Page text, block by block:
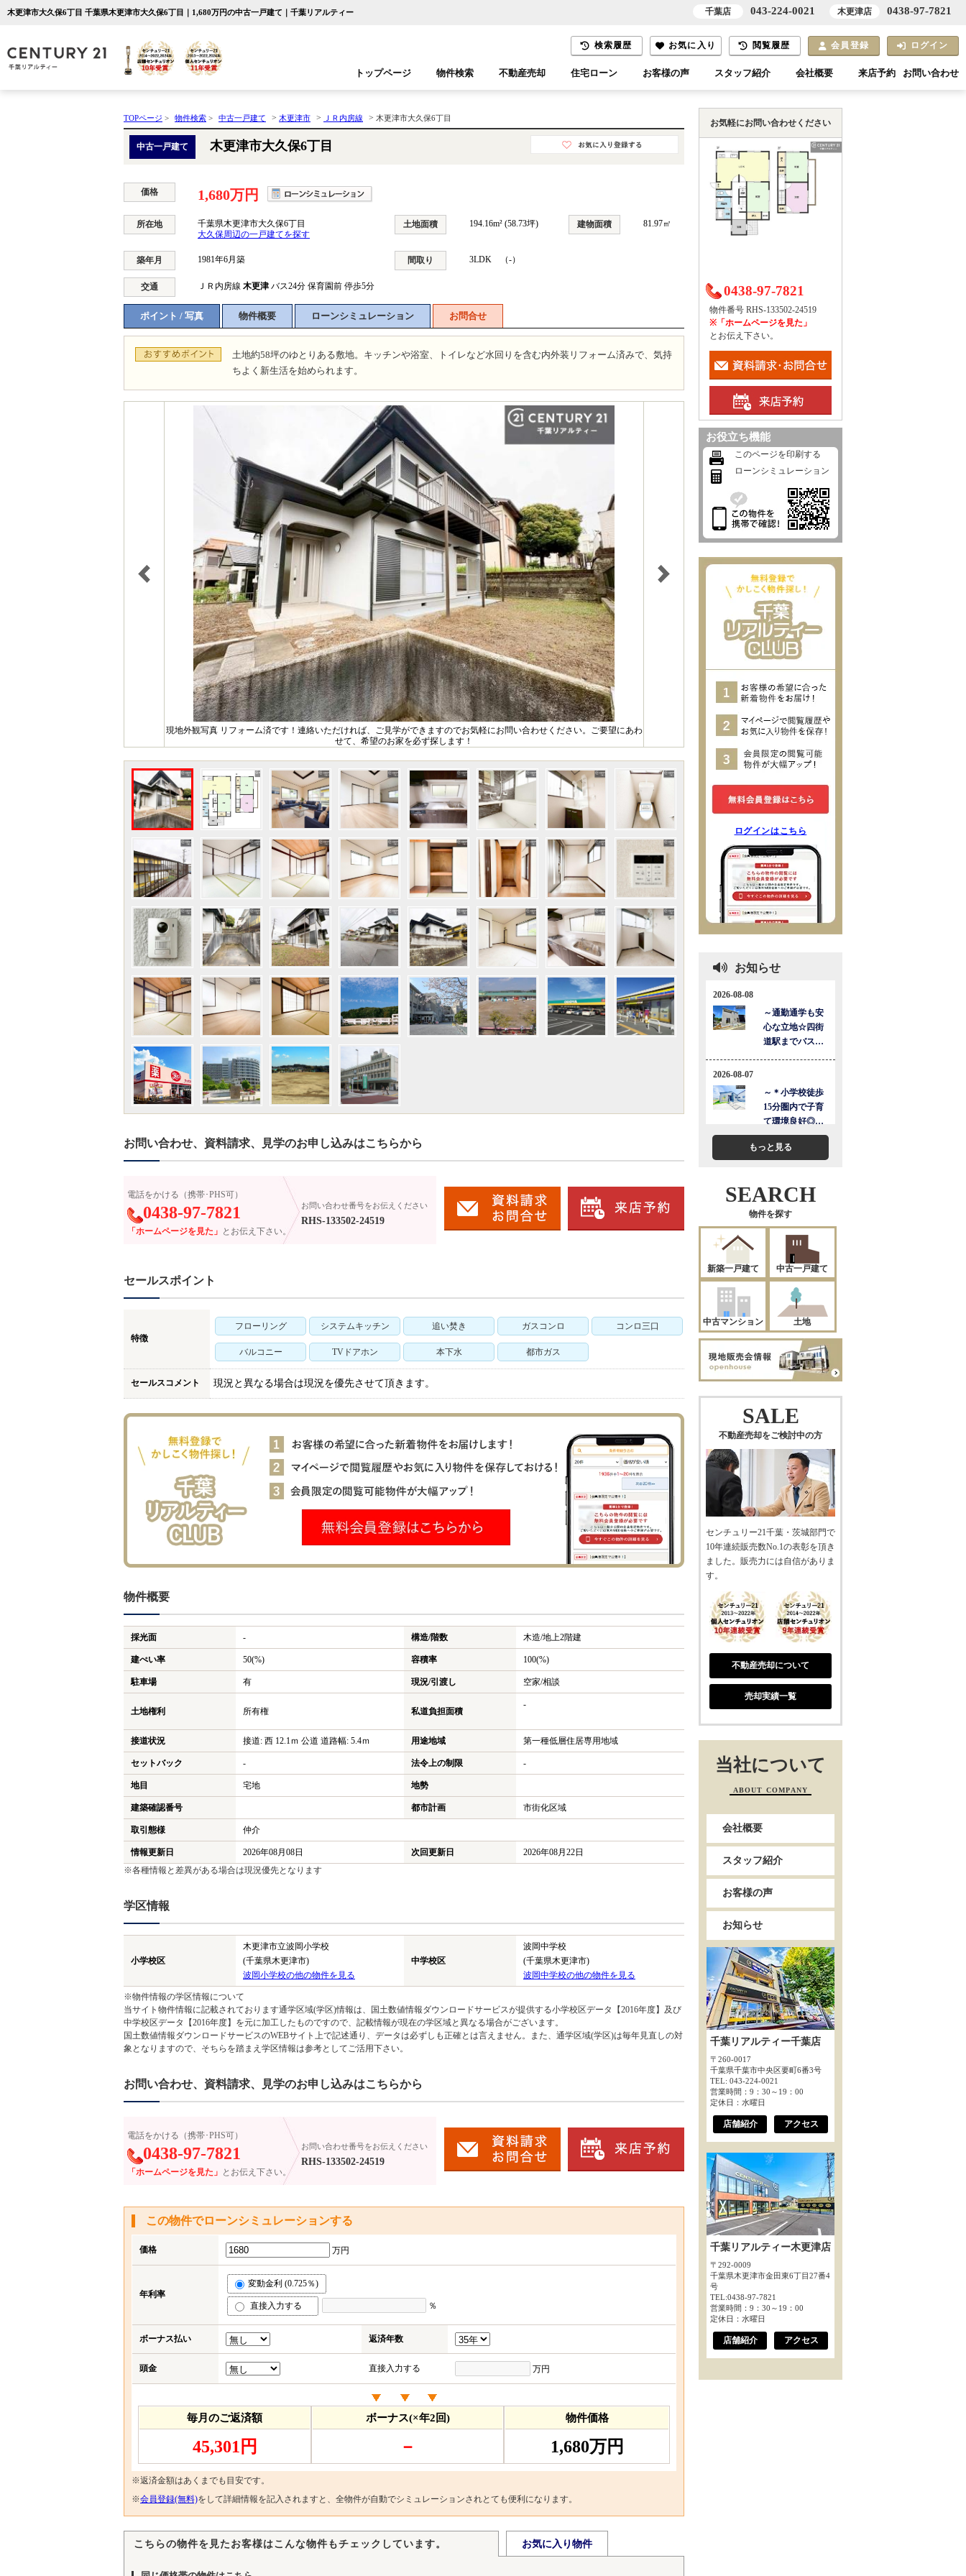
木更津市大久保6丁目 千葉県木更津市大久保6丁目｜1,680万円の中古一戸建て｜千葉リアルティー
検索履歴 お気に入り 閲覧履歴 会員登録 ログイン
トップページ 物件検索
千葉エリア
不動産売却 住宅ローン お客様の声 スタッフ紹介 会社概要 来店予約 お問い合わせ
TOPページ > 物件検索 > 中古一戸建て > 木更津市 > ＪＲ内房線 > 木更津市大久保6丁目
中古一戸建て 木更津市大久保6丁目
価格 1,680万円
所在地
千葉県木更津市大久保6丁目
大久保周辺の一戸建てを探す
土地面積 194.16m² (58.73坪) 建物面積 81.97㎡
築年月 1981年6月築 間取り 3LDK （-）
交通 ＪＲ内房線 木更津 バス24分 保育園前 停歩5分
ポイント / 写真 物件概要 ローンシミュレーション お問合せ
土地約58坪のゆとりある敷地。キッチンや浴室、トイレなど水回りを含む内外装リフォーム済みで、気持
ちよく新生活を始められます。
現地外観写真 リフォーム済です！連絡いただければ、ご見学ができますのでお気軽にお問い合わせください。ご要望にあわ
せて、希望のお家を必ず探します！
お問い合わせ、資料請求、見学のお申し込みはこちらから
電話をかける（携帯･PHS可）
0438-97-7821
「ホームページを見た」 とお伝え下さい。
お問い合わせ番号をお伝えください
RHS-133502-24519
セールスポイント
特徴
フローリング システムキッチン 追い焚き ガスコンロ コンロ三口
バルコニー TVドアホン 本下水 都市ガス
セールスコメント 現況と異なる場合は現況を優先させて頂きます。
物件概要
採光面 - 構造/階数 木造/地上2階建
建ぺい率 50(%) 容積率 100(%)
駐車場 有 現況/引渡し 空家/相談
土地権利 所有権 私道負担面積
-
接道状況 接道: 西 12.1ｍ 公道 道路幅: 5.4ｍ 用途地域 第一種低層住居専用地域
セットバック - 法令上の制限 -
地目 宅地 地勢
建築確認番号 都市計画 市街化区域
取引態様 仲介
情報更新日 2026年08月08日 次回更新日
2026年08月22日
※各種情報と差異がある場合は現況優先となります
学区情報
小学校区
木更津市立波岡小学校
(千葉県木更津市)
波岡小学校の他の物件を見る
中学校区
波岡中学校
(千葉県木更津市)
波岡中学校の他の物件を見る
※物件情報の学区情報について
当サイト物件情報に記載されております通学区域(学区)情報は、国土数値情報ダウンロードサービスが提供する小学校区データ【2016年度】及び
中学校区データ【2016年度】を元に加工したものですので、記載情報が現在の学区域と異なる場合がございます。
国土数値情報ダウンロードサービスのWEBサイト上で記述通り、データは必ずしも正確とは言えません。また、通学区域(学区)は毎年見直しの対
象となりますので、そちらを踏まえ学区情報は参考としてご活用下さい。
お問い合わせ、資料請求、見学のお申し込みはこちらから
電話をかける（携帯･PHS可）
0438-97-7821
「ホームページを見た」 とお伝え下さい。
お問い合わせ番号をお伝えください
RHS-133502-24519
この物件でローンシミュレーションする
価格 万円
年利率
変動金利 (0.725％)
直接入力する ％
ボーナス払い 返済年数
頭金 直接入力する 万円
毎月のご返済額
45,301円
ボーナス(×年2回)
－
物件価格
1,680万円
※返済金額はあくまでも目安です。
※会員登録(無料)をして詳細情報を記入されますと、全物件が自動でシミュレーションされとても便利になります。
こちらの物件を見たお客様はこんな物件もチェックしています。 お気に入り物件
お気軽にお問い合わせください
0438-97-7821
物件番号 RHS-133502-24519
※「ホームページを見た」
とお伝え下さい。
お役立ち機能
このページを印刷する
ローンシミュレーション
ログインはこちら
お知らせ
もっと見る
SEARCH
物件を探す
新築一戸建て 中古一戸建て
中古マンション 土地
SALE
不動産売却をご検討中の方
センチュリー21千葉・茨城部門で
10年連続販売数No.1の表彰を頂き
ました。販売力には自信がありま
す。
不動産売却について
売却実績一覧
当社について
ABOUT COMPANY
会社概要
スタッフ紹介
お客様の声
お知らせ
千葉リアルティー千葉店
〒260-0017
千葉県千葉市中央区要町6番3号
TEL: 043-224-0021
営業時間：9：30～19：00
定休日：水曜日
店舗紹介 アクセス
千葉リアルティー木更津店
〒292-0009
千葉県木更津市金田東6丁目27番4
号
TEL:0438-97-7821
営業時間：9：30～19：00
定休日：水曜日
店舗紹介 アクセス
千葉店 043-224-0021 木更津店 0438-97-7821